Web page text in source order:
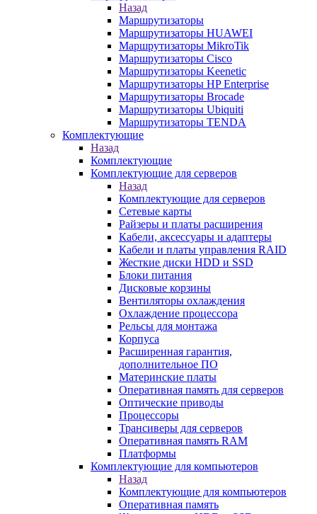
Назад
Маршрутизаторы
Маршрутизаторы HUAWEI
Маршрутизаторы MikroTik
Маршрутизаторы Cisco
Маршрутизаторы Keenetic
Маршрутизаторы HP Enterprise
Маршрутизаторы Brocade
Маршрутизаторы Ubiquiti
Маршрутизаторы TENDA
Комплектующие
Назад
Комплектующие
Комплектующие для серверов
Назад
Комплектующие для серверов
Сетевые карты
Райзеры и платы расширения
Кабели, аксессуары и адаптеры
Кабели и платы управления RAID
Жесткие диски HDD и SSD
Блоки питания
Дисковые корзины
Вентиляторы охлаждения
Охлаждение процессора
Рельсы для монтажа
Корпуса
Расширенная гарантия,
дополнительное ПО
Материнские платы
Оперативная память для серверов
Оптические приводы
Процессоры
Трансиверы для серверов
Оперативная память RAM
Платформы
Комплектующие для компьютеров
Назад
Комплектующие для компьютеров
Оперативная память